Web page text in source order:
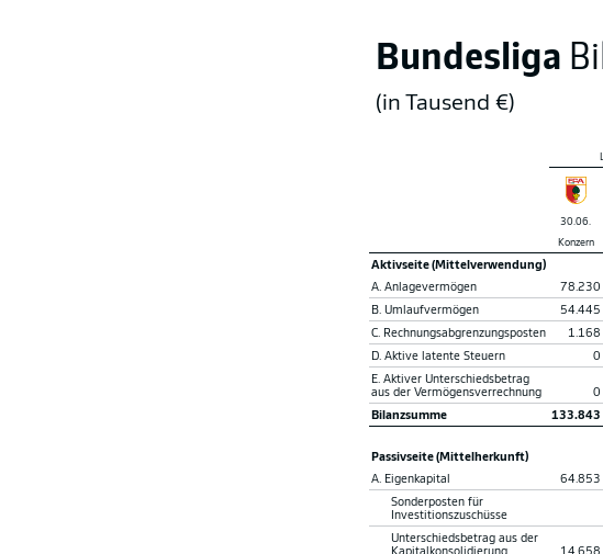
Bundesliga
(in Tausend €)
30.06.
Konzern
Aktivseite (Mittelverwendung)
A. Anlagevermögen
78.230
B. Umlaufvermögen
54.445
C. Rechnungsabgrenzungsposten
1.168
D. Aktive latente Steuern
0
E. Aktiver Unterschieds­betrag
aus der Vermögensverrechnung
0
Bilanzsumme
133.843
Passivseite (Mittelherkunft)
A. Eigenkapital
64.853
Sonderposten für
Investitions­zuschüsse
Unterschieds­betrag aus der
Kapitalkonsolidierung
14.658